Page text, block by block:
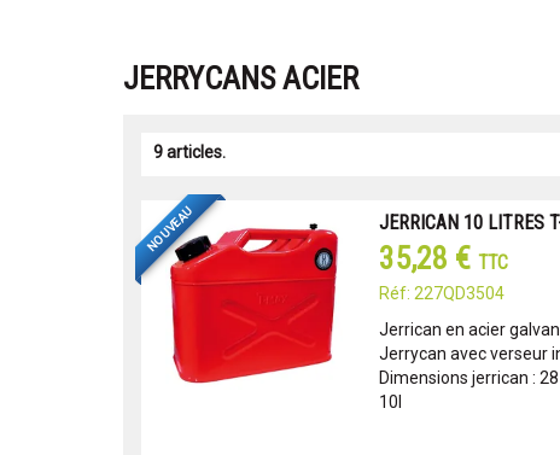
JERRYCANS ACIER
9 articles.
NOUVEAU JERRICAN 10 LITRES
35,28 € TTC
Réf: 227QD3504
Jerrican en acier
Jerrycan avec verseur
Dimensions jerrican :
10l